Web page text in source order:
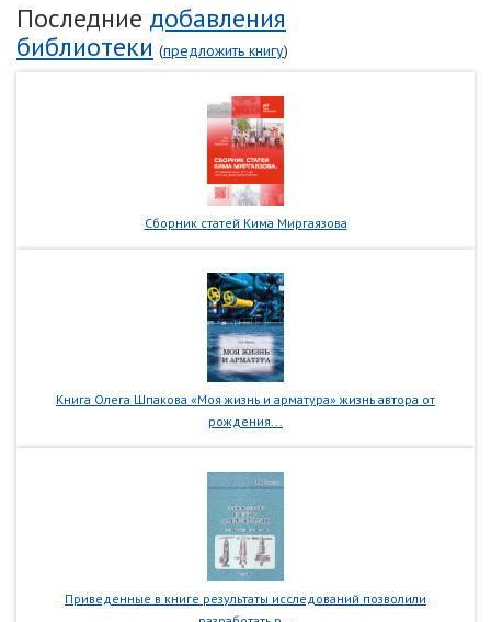
Последние добавления
библиотеки (предложить книгу)
Сборник статей Кима Миргаязова
Книга Олега Шпакова «Моя жизнь и арматура» жизнь автора от
рождения...
Приведенные в книге результаты исследований позволили